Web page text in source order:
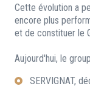
Cette évolution a
encore plus
et de constituer le
Aujourd'hui, le
SERVIGNAT,